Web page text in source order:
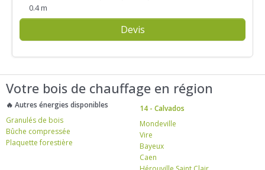
0.4 m
Devis
Votre bois de chauffage en région
🔥 Autres énergies disponibles
Granulés de bois
Bûche compressée
Plaquette forestière
14 - Calvados
Mondeville
Vire
Bayeux
Caen